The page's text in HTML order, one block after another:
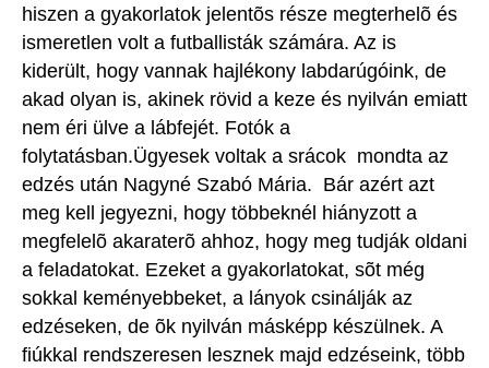
hiszen a gyakorlatok jelentõs része megterhelõ és
ismeretlen volt a futballisták számára. Az is
kiderült, hogy vannak hajlékony labdarúgóink, de
akad olyan is, akinek rövid a keze és nyilván emiatt
nem éri ülve a lábfejét. Fotók a
folytatásban.Ügyesek voltak a srácok  mondta az
edzés után Nagyné Szabó Mária.  Bár azért azt
meg kell jegyezni, hogy többeknél hiányzott a
megfelelõ akaraterõ ahhoz, hogy meg tudják oldani
a feladatokat. Ezeket a gyakorlatokat, sõt még
sokkal keményebbeket, a lányok csinálják az
edzéseken, de õk nyilván másképp készülnek. A
fiúkkal rendszeresen lesznek majd edzéseink, több